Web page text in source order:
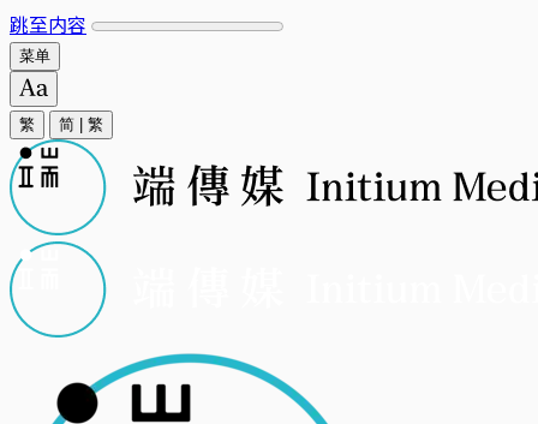
跳至内容
菜单
繁 简 繁